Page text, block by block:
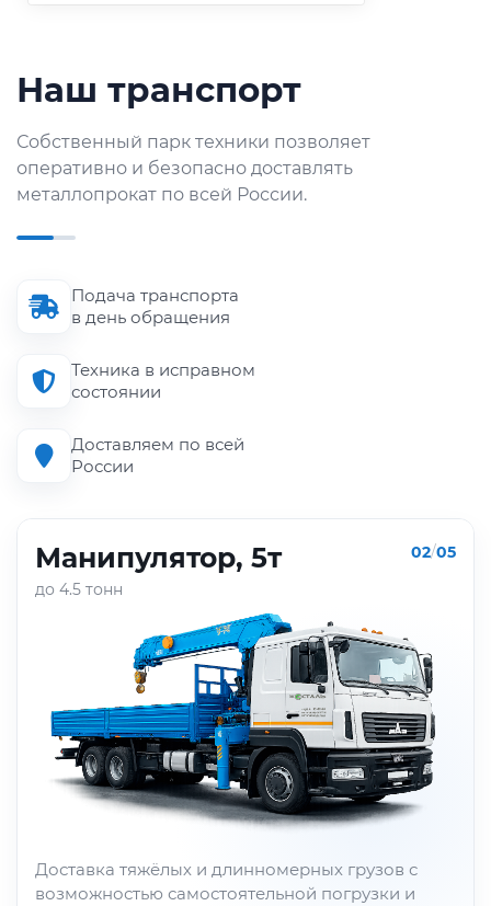
Наш транспорт
Собственный парк техники позволяет
оперативно и безопасно доставлять
металлопрокат по всей России.
Подача транспорта
в день обращения
Техника в исправном
состоянии
Доставляем по всей
России
Манипулятор, 5т
до 4.5 тонн
02/05
Доставка тяжёлых и длинномерных грузов с
возможностью самостоятельной погрузки и